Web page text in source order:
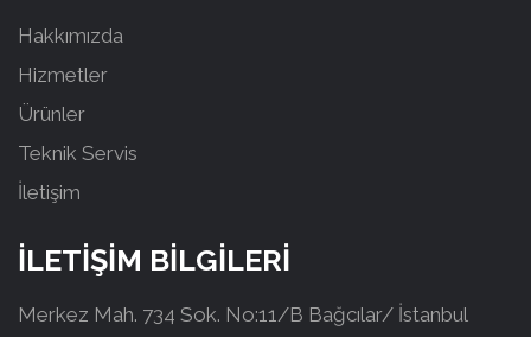
Hakkımızda
Hizmetler
Ürünler
Teknik Servis
İletişim
İLETİŞİM BİLGİLERİ
Merkez Mah. 734 Sok. No:11/B Bağcılar/ İstanbul